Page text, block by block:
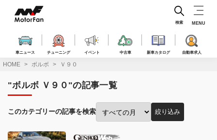
ス
車ニュース チューニング イベント 中古車 新車カタログ 自動車求人
検索 MENU
HOME ボルボ Ｖ９０
"ボルボ Ｖ９０"の記事一覧
このカテゴリーの記事を検索
投
月
絞り込み